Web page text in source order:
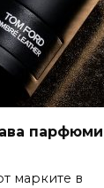
марките в